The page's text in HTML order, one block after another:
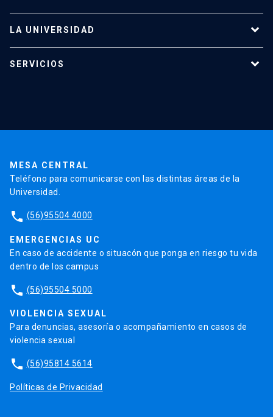
LA UNIVERSIDAD
Admisión
SERVICIOS
MESA CENTRAL
Teléfono para comunicarse con las distintas áreas de la
Universidad.
phone (56)95504 4000
EMERGENCIAS UC
En caso de accidente o situacón que ponga en riesgo tu vida
dentro de los campus
phone (56)95504 5000
VIOLENCIA SEXUAL
Para denuncias, asesoría o acompañamiento en casos de
violencia sexual
phone (56)95814 5614
Políticas de Privacidad